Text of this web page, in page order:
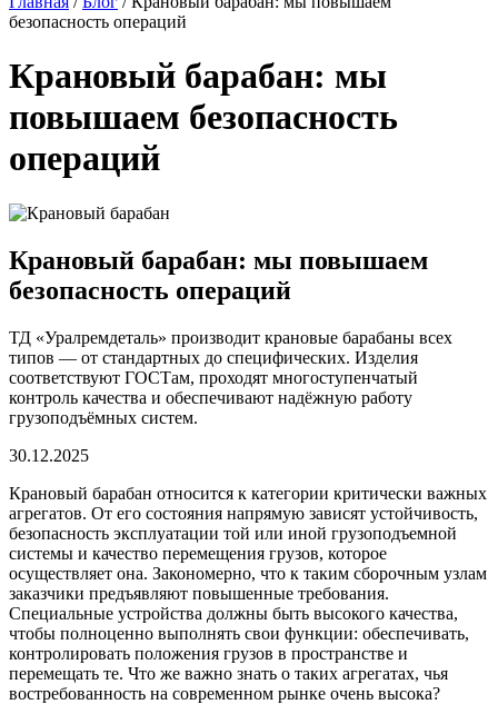
безопасность операций
Крановый барабан: мы
повышаем безопасность
операций
Крановый барабан: мы повышаем
безопасность операций
ТД «Уралремдеталь» производит крановые барабаны всех
типов — от стандартных до специфических. Изделия
соответствуют ГОСТам, проходят многоступенчатый
контроль качества и обеспечивают надёжную работу
грузоподъёмных систем.
30.12.2025
Крановый барабан относится к категории критически важных
агрегатов. От его состояния напрямую зависят устойчивость,
безопасность эксплуатации той или иной грузоподъемной
системы и качество перемещения грузов, которое
осуществляет она. Закономерно, что к таким сборочным узлам
заказчики предъявляют повышенные требования.
Специальные устройства должны быть высокого качества,
чтобы полноценно выполнять свои функции: обеспечивать,
контролировать положения грузов в пространстве и
перемещать те. Что же важно знать о таких агрегатах, чья
востребованность на современном рынке очень высока?